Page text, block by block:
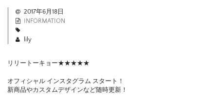
2017年6月18日
INFORMATION
lily
リリートーキョー★★★★★
オフィシャル インスタグラム スタート！
新商品やカスタムデザインなど随時更新！